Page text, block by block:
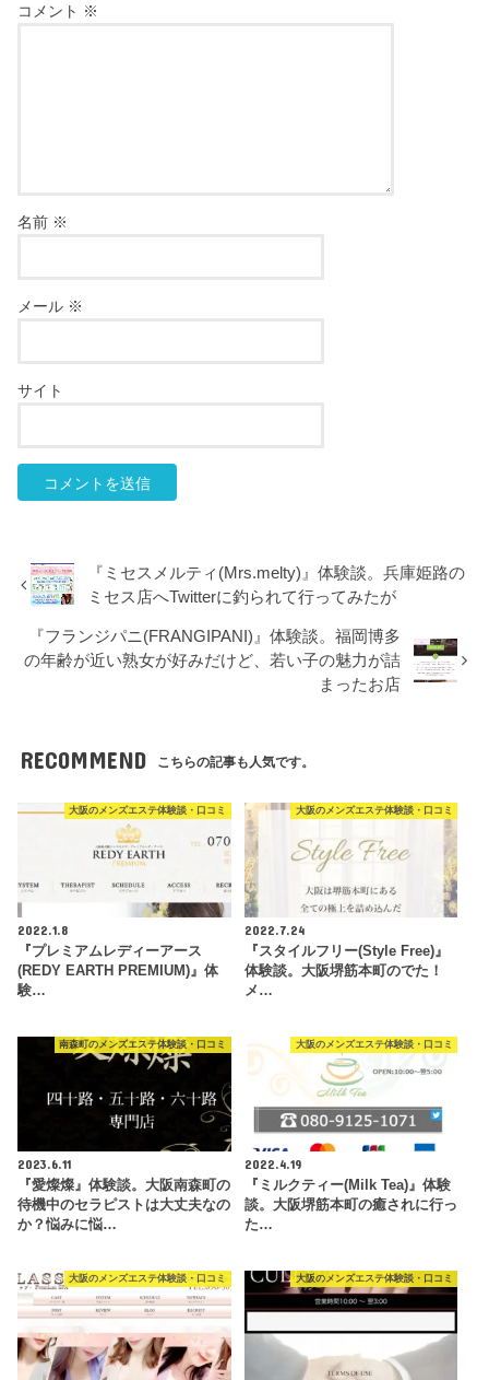
コメント ※
名前 ※
メール ※
サイト
『ミセスメルティ(Mrs.melty)』体験談。兵庫姫路の
ミセス店へTwitterに釣られて行ってみたが
『フランジパニ(FRANGIPANI)』体験談。福岡博多
の年齢が近い熟女が好みだけど、若い子の魅力が詰
まったお店
RECOMMEND こちらの記事も人気です。
大阪のメンズエステ体験談・口コミ
2022.1.8
『プレミアムレディーアース
(REDY EARTH PREMIUM)』体
験…
大阪のメンズエステ体験談・口コミ
2022.7.24
『スタイルフリー(Style Free)』
体験談。大阪堺筋本町のでた！
メ…
南森町のメンズエステ体験談・口コミ
2023.6.11
『愛燦燦』体験談。大阪南森町の
待機中のセラピストは大丈夫なの
か？悩みに悩…
大阪のメンズエステ体験談・口コミ
2022.4.19
『ミルクティー(Milk Tea)』体験
談。大阪堺筋本町の癒されに行っ
た…
大阪のメンズエステ体験談・口コミ 大阪のメンズエステ体験談・口コミ